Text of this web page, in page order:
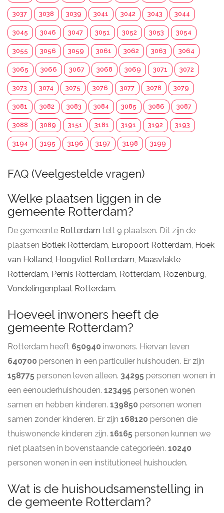
3037 3038 3039 3041 3042 3043 3044
3045 3046 3047 3051 3052 3053 3054
3055 3056 3059 3061 3062 3063 3064
3065 3066 3067 3068 3069 3071 3072
3073 3074 3075 3076 3077 3078 3079
3081 3082 3083 3084 3085 3086 3087
3088 3089 3151 3181 3191 3192 3193
3194 3195 3196 3197 3198 3199
FAQ (Veelgestelde vragen)
Welke plaatsen liggen in de
gemeente Rotterdam?
De gemeente Rotterdam telt 9 plaatsen. Dit zijn de
plaatsen Botlek Rotterdam, Europoort Rotterdam, Hoek
van Holland, Hoogvliet Rotterdam, Maasvlakte
Rotterdam, Pernis Rotterdam, Rotterdam, Rozenburg,
Vondelingenplaat Rotterdam.
Hoeveel inwoners heeft de
gemeente Rotterdam?
Rotterdam heeft 650940 inwoners. Hiervan leven
640700 personen in een particulier huishouden. Er zijn
158775 personen leven alleen. 34295 personen wonen in
een eenouderhuishouden. 123495 personen wonen
samen en hebben kinderen. 139850 personen wonen
samen zonder kinderen. Er zijn 168120 personen die
thuiswonende kinderen zijn. 16165 personen kunnen we
niet plaatsen in bovenstaande categorieën. 10240
personen wonen in een institutioneel huishouden.
Wat is de huishoudsamenstelling in
de gemeente Rotterdam?